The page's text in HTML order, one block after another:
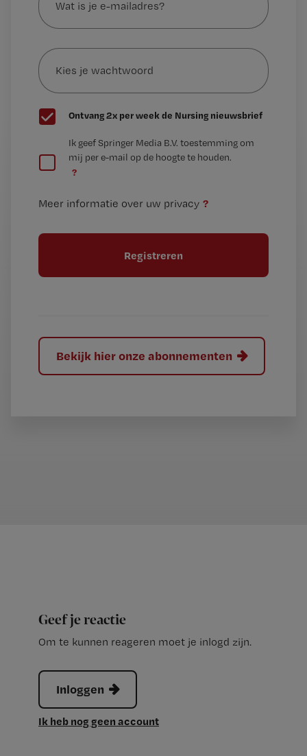
je
mailadres?
Kies
je
wachtwoord
G
e
t
Ontvang 2x per week de Nursing nieuwsbrief
e
t
l
Ik geef Springer Media B.V. toestemming om
mij per e-mail op de hoogte te houden.
?
Meer informatie over uw privacy ?
Bekijk hier onze abonnementen
Geef je reactie
Om te kunnen reageren moet je inlogd zijn.
Inloggen
Ik heb nog geen account